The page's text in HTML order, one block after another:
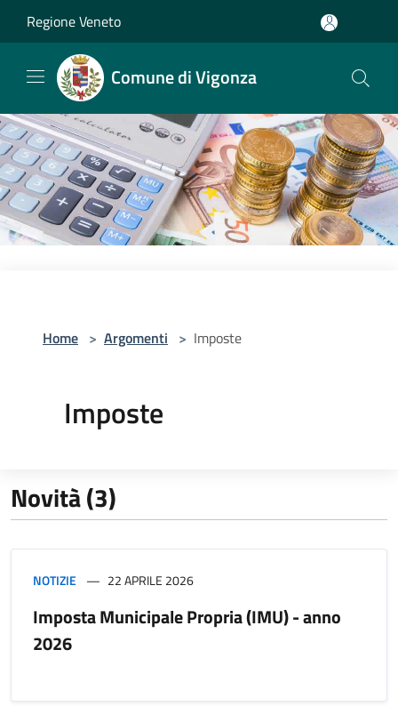
Regione Veneto
Comune di Vigonza
Home > Argomenti > Imposte
Imposte
Novità (3)
NOTIZIE 22 APRILE 2026
Imposta Municipale Propria (IMU) - anno
2026